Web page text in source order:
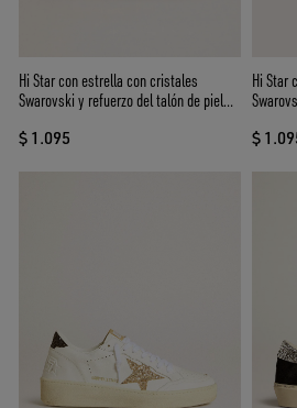
Hi Star con estrella con cristales
Swarovski y refuerzo del talón de piel
$ 1.095
Hi Star con estrella con cristales
$